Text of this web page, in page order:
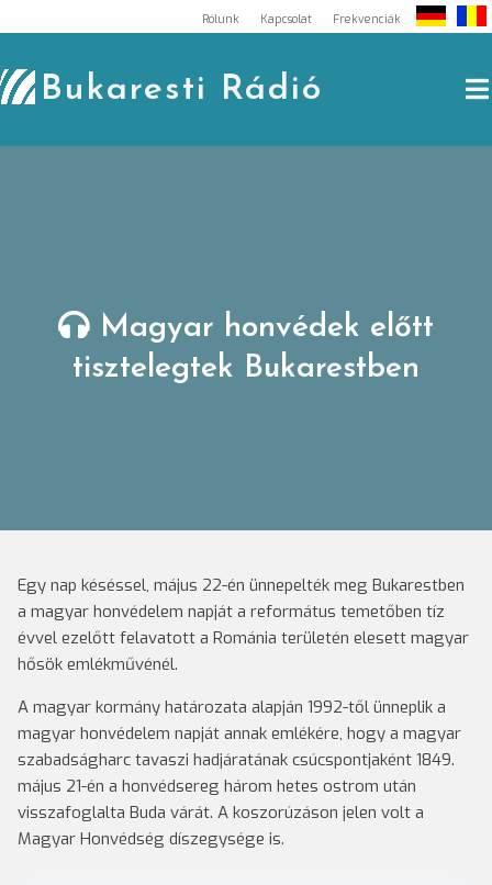
to
content
Rólunk Kapcsolat Frekvenciák
Bukaresti Rádió
Magyar honvédek előtt
tisztelegtek Bukarestben
Egy nap késéssel, május 22-én ünnepelték meg Bukarestben
a magyar honvédelem napját a református temetőben tíz
évvel ezelőtt felavatott a Románia területén elesett magyar
hősök emlékművénél.
A magyar kormány határozata alapján 1992-től ünneplik a
magyar honvédelem napját annak emlékére, hogy a magyar
szabadságharc tavaszi hadjáratának csúcspontjaként 1849.
május 21-én a honvédsereg három hetes ostrom után
visszafoglalta Buda várát. A koszorúzáson jelen volt a
Magyar Honvédség díszegysége is.